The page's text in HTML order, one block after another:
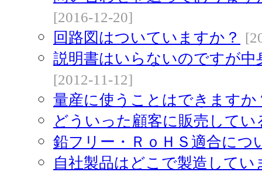
[2016-12-20]
回路図はついていますか？
説明書はいらないのですが
[2012-11-12]
量産に使うことはできますか
どういった顧客に販売して
鉛フリー・ＲｏＨＳ適合につ
自社製品はどこで製造してい